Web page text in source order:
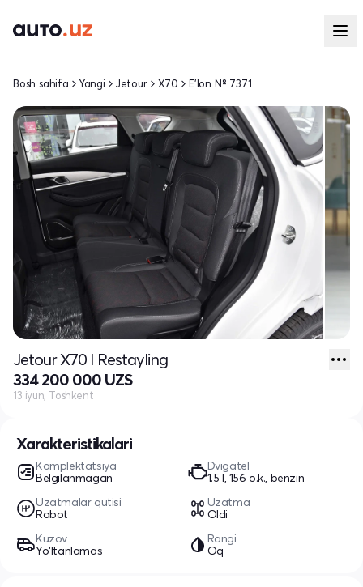
Xarakteristikalari
Komplektatsiya
Belgilanmagan
Dvigatel
1.5 l, 156 o.k., benzin
Uzatmalar qutisi
Robot
Uzatma
Oldi
Kuzov
Yo‘ltanlamas
Rangi
Oq
Bosh sahifa Yangi Jetour X70 E'lon № 7371
Jetour X70 I Restayling
334 200 000 UZS
13 iyun, Toshkent